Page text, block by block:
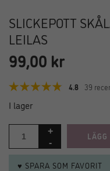
SLICKEPOTT
LEILAS
99,00 kr
4.8 39
I lager
♥ SPARA SOM FAVORIT